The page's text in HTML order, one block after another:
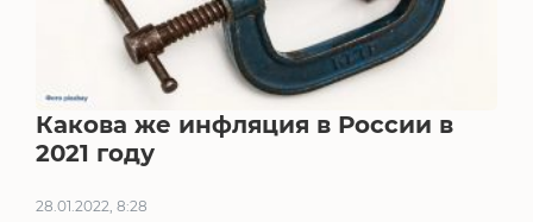
Какова же инфляция в России в
2021 году
28.01.2022, 8:28